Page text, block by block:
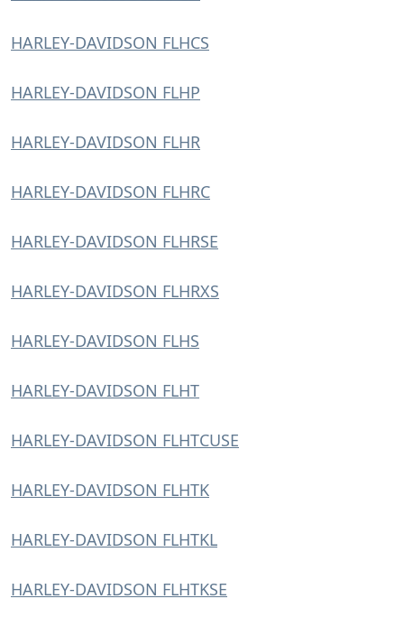
HARLEY-DAVIDSON FLHCS
HARLEY-DAVIDSON FLHP
HARLEY-DAVIDSON FLHR
HARLEY-DAVIDSON FLHRC
HARLEY-DAVIDSON FLHRSE
HARLEY-DAVIDSON FLHRXS
HARLEY-DAVIDSON FLHS
HARLEY-DAVIDSON FLHT
HARLEY-DAVIDSON FLHTCUSE
HARLEY-DAVIDSON FLHTK
HARLEY-DAVIDSON FLHTKL
HARLEY-DAVIDSON FLHTKSE